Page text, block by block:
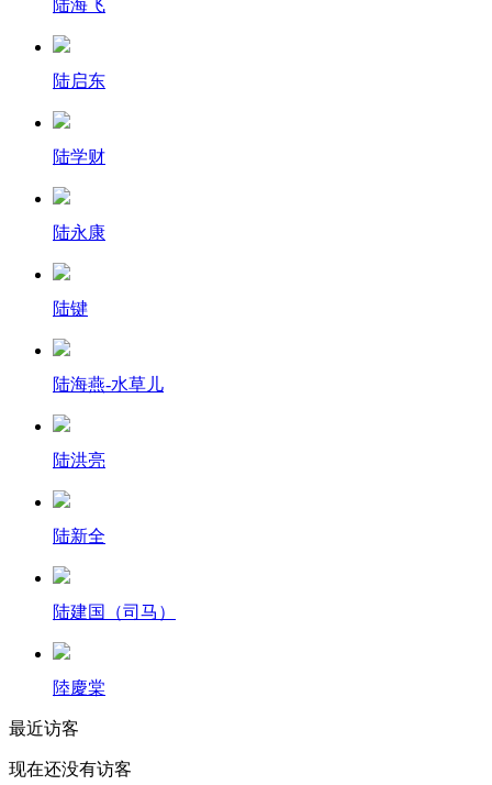
陆海飞
陆启东
陆学财
陆永康
陆键
陆海燕-水草儿
陆洪亮
陆新全
陆建国（司马）
陸慶棠
最近访客
现在还没有访客